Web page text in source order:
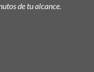
de tu alcance.